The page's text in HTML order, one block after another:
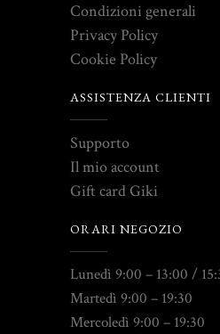
Condizioni generali
Privacy Policy
Cookie Policy
ASSISTENZA CLIENTI
Supporto
Il mio account
Gift card Giki
ORARI NEGOZIO
Lunedì 9:00 – 13:00 /
Martedì 9:00 – 19:30
Mercoledì 9:00 – 19:30